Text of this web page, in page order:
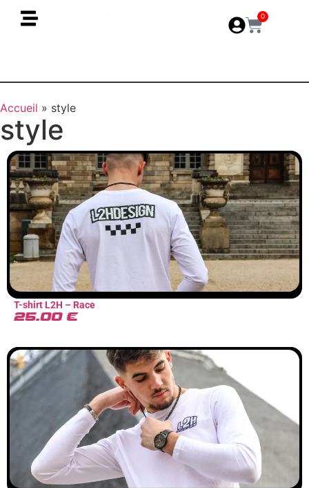
0
Accueil » style
style
T-shirt L2H – Race
25.00 €